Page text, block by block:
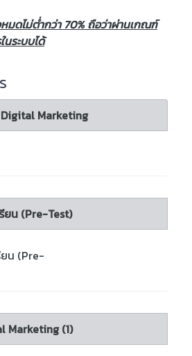
มดไม่ต่ำกว่า 70% ถือว่าผ่านเกณฑ์
ระบบได้
Digital Marketing
น (Pre-Test)
น (Pre-
Marketing (1)